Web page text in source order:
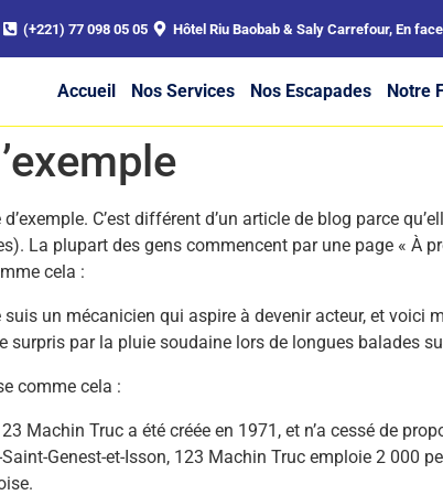
(+221) 77 098 05 05 Hôtel Riu Baobab & Saly Carrefour, En
Accueil Nos Services Nos Escapades Notre
d’exemple. C’est différent d’un article de blog parce
La plupart des gens commencent par une page « À
cela :
un mécanicien qui aspire à devenir acteur, et voici
surpris par la pluie soudaine lors de longues balades
comme cela :
Machin Truc a été créée en 1971, et n’a cessé de
Genest-et-Isson, 123 Machin Truc emploie 2 000